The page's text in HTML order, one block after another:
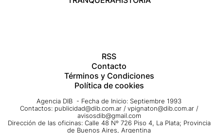
RSS
Contacto
Términos y Condiciones
Política de cookies
Agencia DIB - Fecha de Inicio: Septiembre 1993
Contactos: publicidad@dib.com.ar / vpignaton@dib.com.ar /
avisosdib@gmail.com
Dirección de las oficinas: Calle 48 Nº 726 Piso 4, La Plata; Provincia
de Buenos Aires, Argentina